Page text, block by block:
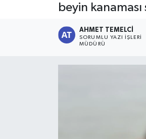
beyin
AHMET TEMELCI
SORUMLU YAZI İŞLERI
MÜDÜRÜ